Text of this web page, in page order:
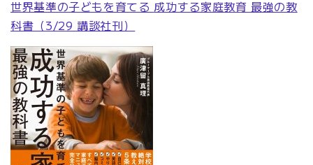
世界基準の子どもを育てる 成功する家庭教育 最強の教
科書（3/29 講談社刊）